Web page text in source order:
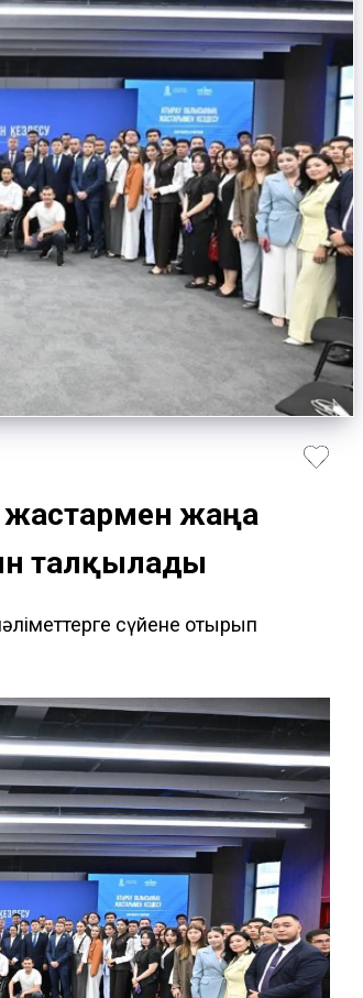
жастармен жаңа
талқылады
сүйене отырып